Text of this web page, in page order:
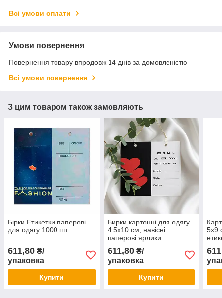
Всі умови оплати
Умови повернення
Повернення товару впродовж 14 днів за домовленістю
Всі умови повернення
З цим товаром також замовляють
Бірки Етикетки паперові
для одягу 1000 шт
611,80 ₴/
упаковка
Купити
Бирки картонні для одягу
4.5х10 см, навісні
паперові ярлики
611,80₴/
упаковка
Купити
5х9